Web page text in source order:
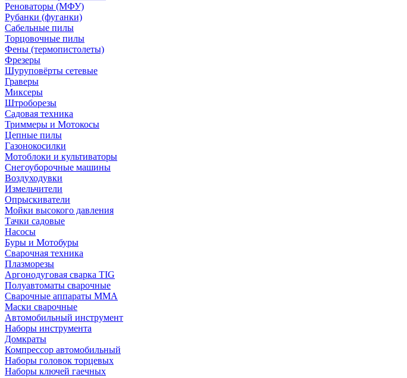
Реноваторы (МФУ)
Рубанки (фуганки)
Сабельные пилы
Торцовочные пилы
Фены (термопистолеты)
Фрезеры
Шуруповёрты сетевые
Граверы
Миксеры
Штроборезы
Садовая техника
Триммеры и Мотокосы
Цепные пилы
Газонокосилки
Мотоблоки и культиваторы
Снегоуборочные машины
Воздуходувки
Измельчители
Опрыскиватели
Мойки высокого давления
Тачки садовые
Насосы
Буры и Мотобуры
Сварочная техника
Плазморезы
Аргонодуговая сварка TIG
Полуавтоматы сварочные
Сварочные аппараты ММА
Маски сварочные
Автомобильный инструмент
Наборы инструмента
Домкраты
Компрессор автомобильный
Наборы головок торцевых
Наборы ключей гаечных